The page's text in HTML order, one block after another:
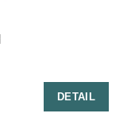
DETAIL